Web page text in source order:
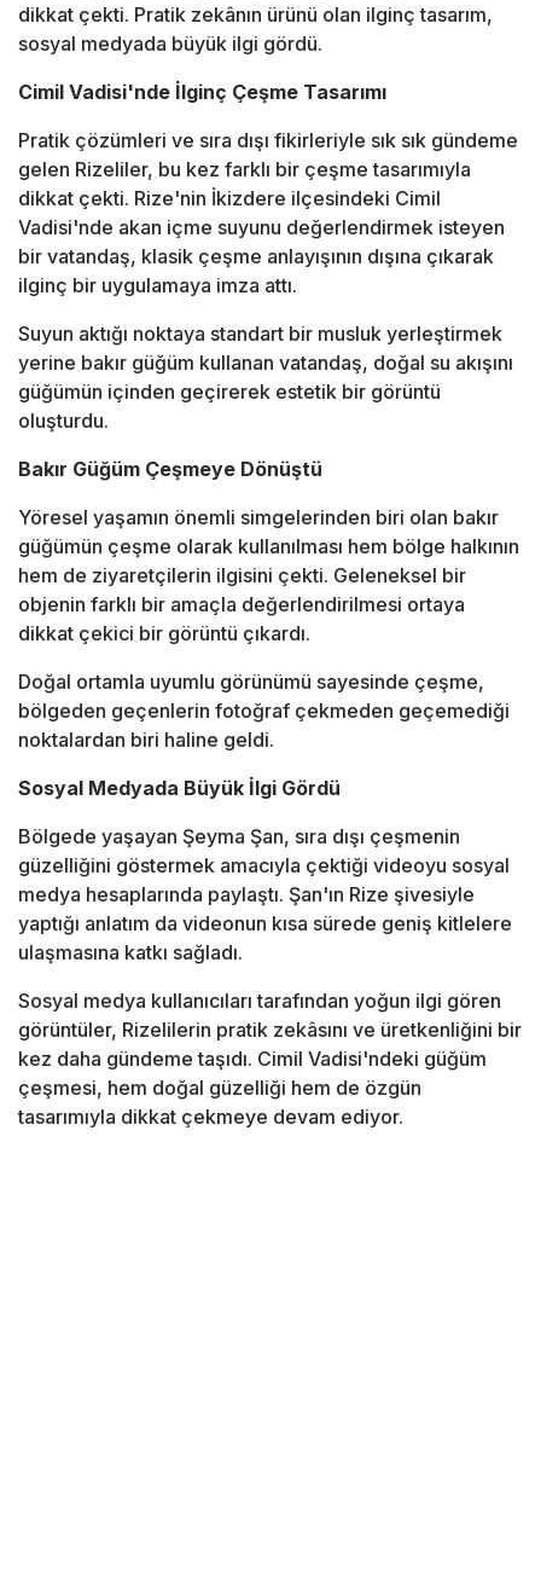
dikkat çekti. Pratik zekânın ürünü olan ilginç tasarım,
sosyal medyada büyük ilgi gördü.
Cimil Vadisi'nde İlginç Çeşme Tasarımı
Pratik çözümleri ve sıra dışı fikirleriyle sık sık gündeme
gelen Rizeliler, bu kez farklı bir çeşme tasarımıyla
dikkat çekti. Rize'nin İkizdere ilçesindeki Cimil
Vadisi'nde akan içme suyunu değerlendirmek isteyen
bir vatandaş, klasik çeşme anlayışının dışına çıkarak
ilginç bir uygulamaya imza attı.
Suyun aktığı noktaya standart bir musluk yerleştirmek
yerine bakır güğüm kullanan vatandaş, doğal su akışını
güğümün içinden geçirerek estetik bir görüntü
oluşturdu.
Bakır Güğüm Çeşmeye Dönüştü
Yöresel yaşamın önemli simgelerinden biri olan bakır
güğümün çeşme olarak kullanılması hem bölge halkının
hem de ziyaretçilerin ilgisini çekti. Geleneksel bir
objenin farklı bir amaçla değerlendirilmesi ortaya
dikkat çekici bir görüntü çıkardı.
Doğal ortamla uyumlu görünümü sayesinde çeşme,
bölgeden geçenlerin fotoğraf çekmeden geçemediği
noktalardan biri haline geldi.
Sosyal Medyada Büyük İlgi Gördü
Bölgede yaşayan Şeyma Şan, sıra dışı çeşmenin
güzelliğini göstermek amacıyla çektiği videoyu sosyal
medya hesaplarında paylaştı. Şan'ın Rize şivesiyle
yaptığı anlatım da videonun kısa sürede geniş kitlelere
ulaşmasına katkı sağladı.
Sosyal medya kullanıcıları tarafından yoğun ilgi gören
görüntüler, Rizelilerin pratik zekâsını ve üretkenliğini bir
kez daha gündeme taşıdı. Cimil Vadisi'ndeki güğüm
çeşmesi, hem doğal güzelliği hem de özgün
tasarımıyla dikkat çekmeye devam ediyor.